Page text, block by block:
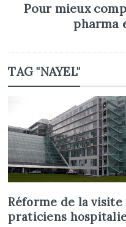
Pour mieux
pharma
TAG "NAYEL"
Réforme de la visite
praticiens